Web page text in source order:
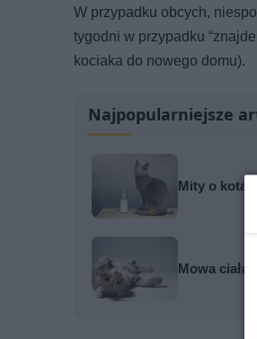
W przypadku obcych,
tygodni w przypadku
kociaka do nowego domu).
Najpopularniejsze
Mity o
Mowa ciała